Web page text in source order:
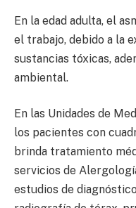
En la edad adulta, el
el trabajo, debido a la
sustancias tóxicas,
ambiental.
En las Unidades de
los pacientes con
brinda tratamiento
servicios de
estudios de